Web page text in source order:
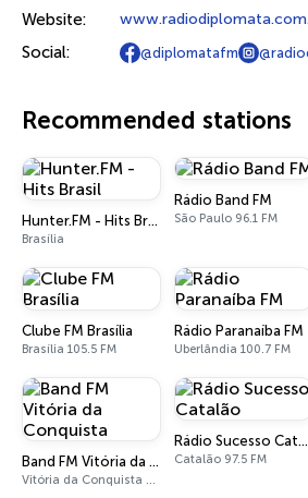
Website:
Social: @diplomatafm
Recommended stations
Hunter.FM - Hits Brasil
Brasília
Rádio Band FM
São Paulo 96.1 FM
Clube FM Brasília
Brasília 105.5 FM
Rádio Paranaíba FM
Uberlândia 100.7 FM
Band FM Vitória da Conquista
Vitória da Conquista 99.1 FM
Rádio Sucesso Catalão
Catalão 97.5 FM